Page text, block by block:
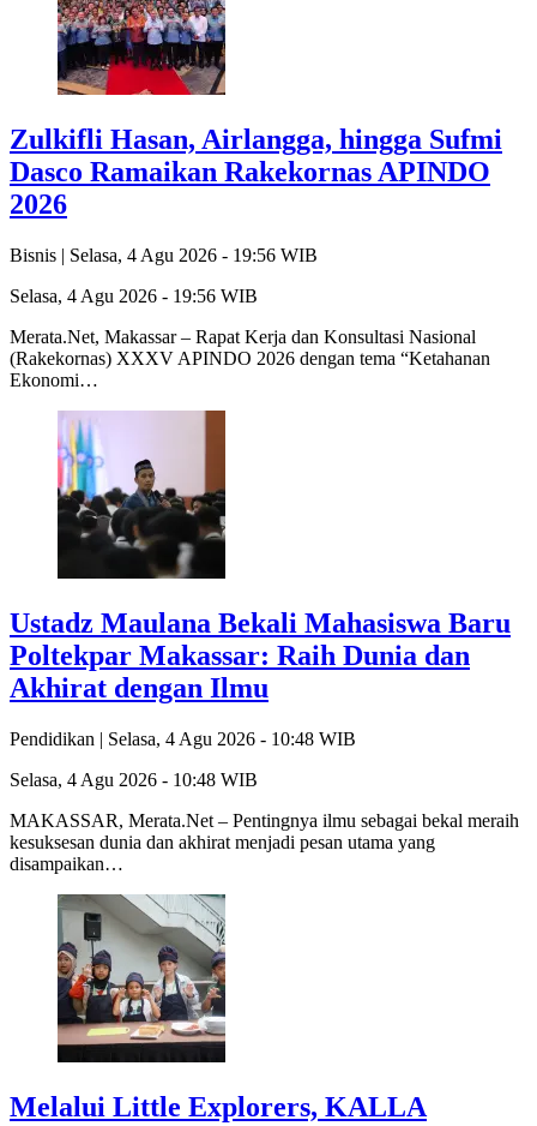
Zulkifli Hasan, Airlangga, hingga Sufmi
Dasco Ramaikan Rakekornas APINDO
2026
Bisnis | Selasa, 4 Agu 2026 - 19:56 WIB
Selasa, 4 Agu 2026 - 19:56 WIB
Merata.Net, Makassar – Rapat Kerja dan Konsultasi Nasional
(Rakekornas) XXXV APINDO 2026 dengan tema “Ketahanan
Ekonomi…
Ustadz Maulana Bekali Mahasiswa Baru
Poltekpar Makassar: Raih Dunia dan
Akhirat dengan Ilmu
Pendidikan | Selasa, 4 Agu 2026 - 10:48 WIB
Selasa, 4 Agu 2026 - 10:48 WIB
MAKASSAR, Merata.Net – Pentingnya ilmu sebagai bekal meraih
kesuksesan dunia dan akhirat menjadi pesan utama yang
disampaikan…
Melalui Little Explorers, KALLA